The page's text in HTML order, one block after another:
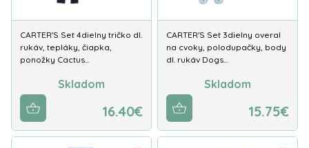
CARTER'S Set 4dielny tričko dl.
rukáv, tepláky, čiapka,
ponožky Cactus…
Skladom
16.40€
CARTER'S Set 3dielny overal
na cvoky, polodupačky, body
dl. rukáv Dogs…
Skladom
15.75€